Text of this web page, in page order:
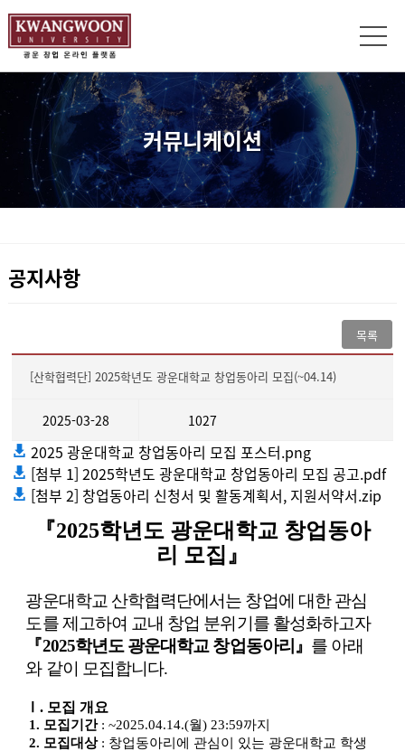
커뮤니케이션
공지사항
목록
[산학협력단] 2025학년도 광운대학교 창업동아리 모집(~04.14)
2025-03-28 1027
2025 광운대학교 창업동아리 모집 포스터.png
[첨부 1] 2025학년도 광운대학교 창업동아리 모집 공고.pdf
[첨부 2] 창업동아리 신청서 및 활동계획서, 지원서약서.zip
『2025학년도 광운대학교 창업동아
리 모집』
광운대학교 산학협력단에서는 창업에 대한 관심
도를 제고하여 교내 창업 분위기를 활성화하고자
『2025학년도 광운대학교 창업동아리 』 를 아래
와 같이 모집합니다.
Ⅰ. 모집 개요
1. 모집기간 : ~2025.04.14.(월) 23:59까지
2. 모집대상 : 창업동아리에 관심이 있는 광운대학교 학생